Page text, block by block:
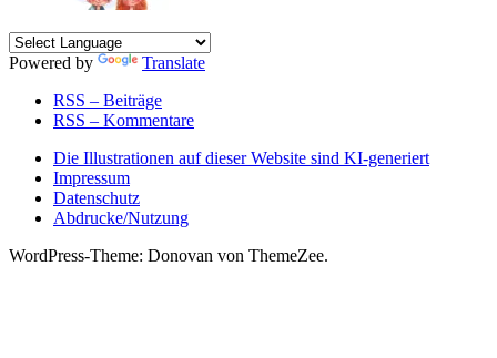
Powered by
Translate
RSS – Beiträge
RSS – Kommentare
Die Illustrationen auf dieser Website sind KI-generiert
Impressum
Datenschutz
Abdrucke/Nutzung
WordPress-Theme: Donovan von ThemeZee.